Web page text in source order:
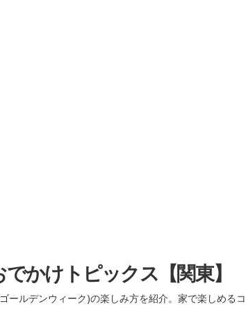
かけトピックス【関東】
ールデンウィーク)の楽しみ方を紹介。家で楽しめるコ